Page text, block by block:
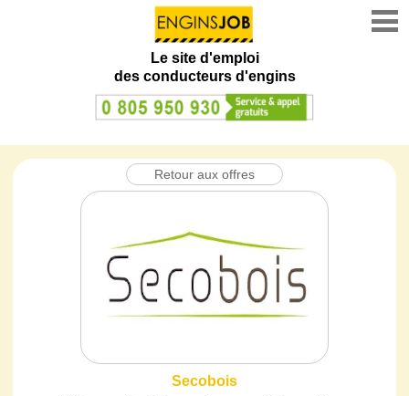
Le site d'emploi
des conducteurs d'engins
Retour aux offres
Secobois